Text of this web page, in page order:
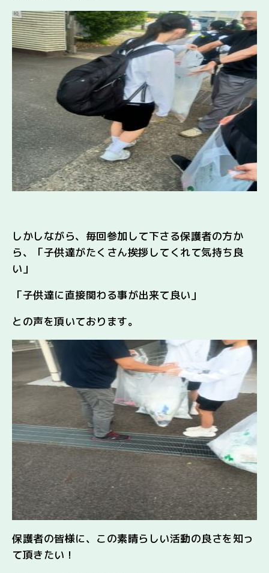
しかしながら、毎回参加して下さる保護者の方か
ら、「子供達がたくさん挨拶してくれて気持ち良
い」
「子供達に直接関わる事が出来て良い」
との声を頂いております。
保護者の皆様に、この素晴らしい活動の良さを知っ
て頂きたい！